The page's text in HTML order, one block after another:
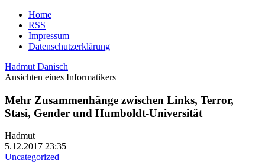
Home
RSS
Impressum
Datenschutzerklärung
Hadmut Danisch
Ansichten eines Informatikers
Mehr Zusammenhänge zwischen Links, Terror,
Stasi, Gender und Humboldt-Universität
Hadmut
5.12.2017 23:35
Uncategorized